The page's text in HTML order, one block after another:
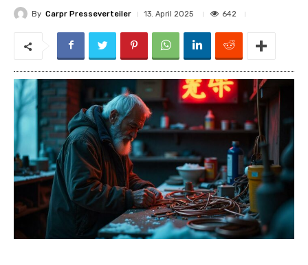
By Carpr Presseverteiler 13. April 2025 642